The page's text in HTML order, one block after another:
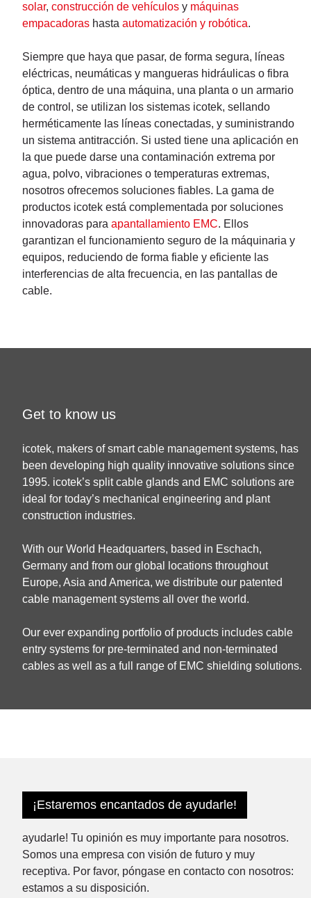
solar, construcción de vehículos y máquinas
empacadoras hasta automatización y robótica.
Siempre que haya que pasar, de forma segura, líneas
eléctricas, neumáticas y mangueras hidráulicas o fibra
óptica, dentro de una máquina, una planta o un armario
de control, se utilizan los sistemas icotek, sellando
herméticamente las líneas conectadas, y suministrando
un sistema antitracción. Si usted tiene una aplicación en
la que puede darse una contaminación extrema por
agua, polvo, vibraciones o temperaturas extremas,
nosotros ofrecemos soluciones fiables. La gama de
productos icotek está complementada por soluciones
innovadoras para apantallamiento EMC. Ellos
garantizan el funcionamiento seguro de la máquinaria y
equipos, reduciendo de forma fiable y eficiente las
interferencias de alta frecuencia, en las pantallas de
cable.
Get to know us
icotek, makers of smart cable management systems, has
been developing high quality innovative solutions since
1995. icotek’s split cable glands and EMC solutions are
ideal for today’s mechanical engineering and plant
construction industries.
With our World Headquarters, based in Eschach,
Germany and from our global locations throughout
Europe, Asia and America, we distribute our patented
cable management systems all over the world.
Our ever expanding portfolio of products includes cable
entry systems for pre-terminated and non-terminated
cables as well as a full range of EMC shielding solutions.
¡Estaremos encantados de ayudarle!
ayudarle! Tu opinión es muy importante para nosotros.
Somos una empresa con visión de futuro y muy
receptiva. Por favor, póngase en contacto con nosotros:
estamos a su disposición.